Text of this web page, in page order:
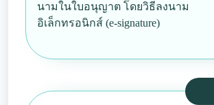
นามในใบอนุญาต โดยวิธีลงนาม
อิเล็กทรอนิกส์ (e-signature)